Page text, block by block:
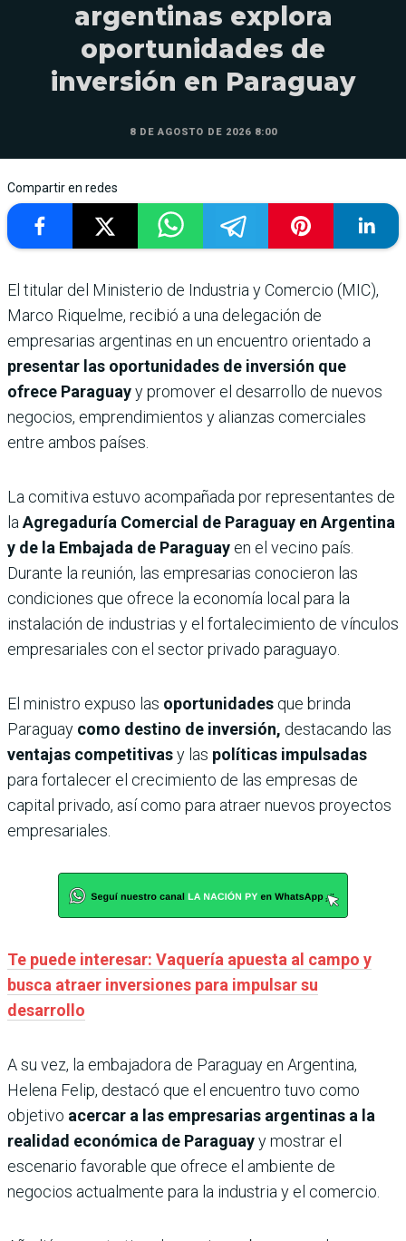
argentinas explora
oportunidades de
inversión en Paraguay
8 DE AGOSTO DE 2026 8:00
Compartir en redes
El titular del Ministerio de Industria y Comercio (MIC),
Marco Riquelme, recibió a una delegación de
empresarias argentinas en un encuentro orientado a
presentar las oportunidades de inversión que
ofrece Paraguayy promover el desarrollo de nuevos
negocios, emprendimientos y alianzas comerciales
entre ambos países.
La comitiva estuvo acompañada por representantes de
la Agregaduría Comercial de Paraguay en Argentina
y de la Embajada de Paraguay en el vecino país.
Durante la reunión, las empresarias conocieron las
condiciones que ofrece la economía local para la
instalación de industrias y el fortalecimiento de vínculos
empresariales con el sector privado paraguayo.
El ministro expuso las oportunidades que brinda
Paraguay como destino de inversión, destacando las
ventajas competitivasy las políticas impulsadas
para fortalecer el crecimiento de las empresas de
capital privado, así como para atraer nuevos proyectos
empresariales.
Te puede interesar: Vaquería apuesta al campo y
busca atraer inversiones para impulsar su
desarrollo
A su vez, la embajadora de Paraguay en Argentina,
Helena Felip, destacó que el encuentro tuvo como
objetivo acercar a las empresarias argentinas a la
realidad económica de Paraguayy mostrar el
escenario favorable que ofrece el ambiente de
negocios actualmente para la industria y el comercio.